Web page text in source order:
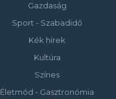
Gazdaság
Sport - Szabadidő
Kék hírek
Kultúra
Színes
Életmód - Gasztronómia